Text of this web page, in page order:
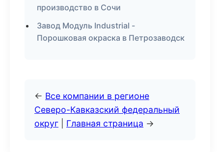
производство в Сочи
Завод Модуль Industrial -
Порошковая окраска в Петрозаводск
← Все компании в регионе
Северо-Кавказский федеральный
округ
Главная страница →